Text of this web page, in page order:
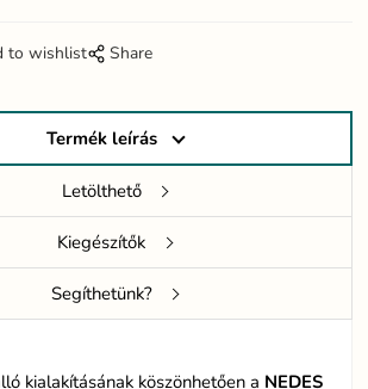
to wishlist Share
Termék leírás
Letölthető
Kiegészítők
Segíthetünk?
kialakításának köszönhetően a NEDES